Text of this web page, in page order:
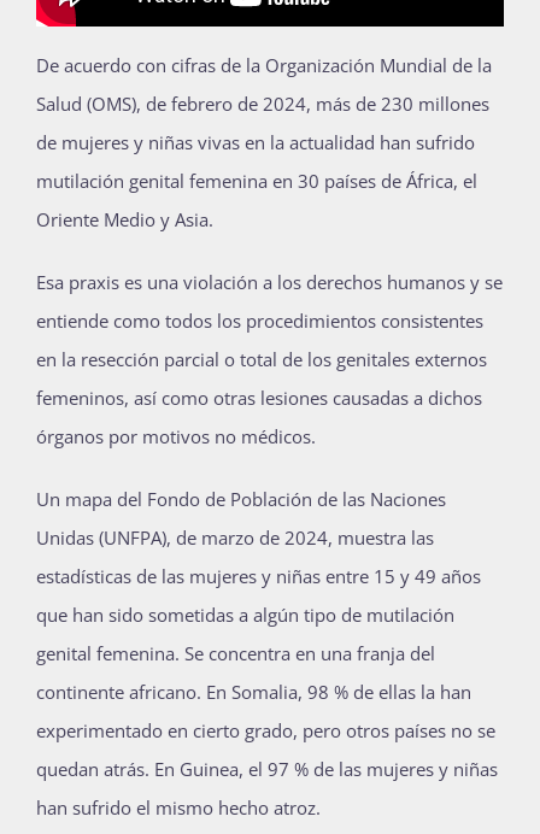
De acuerdo con cifras de la Organización Mundial de la
Salud (OMS), de febrero de 2024, más de 230 millones
de mujeres y niñas vivas en la actualidad han sufrido
mutilación genital femenina en 30 países de África, el
Oriente Medio y Asia.
Esa praxis es una violación a los derechos humanos y se
entiende como todos los procedimientos consistentes
en la resección parcial o total de los genitales externos
femeninos, así como otras lesiones causadas a dichos
órganos por motivos no médicos.
Un mapa del Fondo de Población de las Naciones
Unidas (UNFPA), de marzo de 2024, muestra las
estadísticas de las mujeres y niñas entre 15 y 49 años
que han sido sometidas a algún tipo de mutilación
genital femenina. Se concentra en una franja del
continente africano. En Somalia, 98 % de ellas la han
experimentado en cierto grado, pero otros países no se
quedan atrás. En Guinea, el 97 % de las mujeres y niñas
han sufrido el mismo hecho atroz.